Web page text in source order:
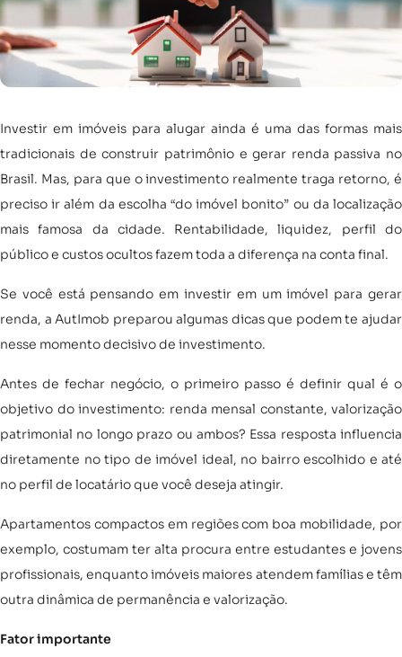
Investir em imóveis para alugar ainda é uma das formas mais
tradicionais de construir patrimônio e gerar renda passiva no
Brasil. Mas, para que o investimento realmente traga retorno, é
preciso ir além da escolha “do imóvel bonito” ou da localização
mais famosa da cidade. Rentabilidade, liquidez, perfil do
público e custos ocultos fazem toda a diferença na conta final.
Se você está pensando em investir em um imóvel para gerar
renda, a AutImob preparou algumas dicas que podem te ajudar
nesse momento decisivo de investimento.
Antes de fechar negócio, o primeiro passo é definir qual é o
objetivo do investimento: renda mensal constante, valorização
patrimonial no longo prazo ou ambos? Essa resposta influencia
diretamente no tipo de imóvel ideal, no bairro escolhido e até
no perfil de locatário que você deseja atingir.
Apartamentos compactos em regiões com boa mobilidade, por
exemplo, costumam ter alta procura entre estudantes e jovens
profissionais, enquanto imóveis maiores atendem famílias e têm
outra dinâmica de permanência e valorização.
Fator importante